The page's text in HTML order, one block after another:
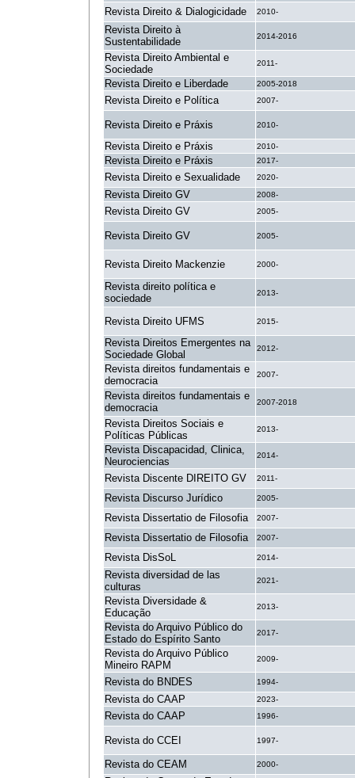
Revista Direito & Dialogicidade 2010-
Revista Direito à
Sustentabilidade
2014-2016
Revista Direito Ambiental e
Sociedade
2011-
Revista Direito e Liberdade 2005-2018
Revista Direito e Política 2007-
Revista Direito e Práxis 2010-
Revista Direito e Práxis 2010-
Revista Direito e Práxis 2017-
Revista Direito e Sexualidade 2020-
Revista Direito GV 2008-
Revista Direito GV 2005-
Revista Direito GV 2005-
Revista Direito Mackenzie 2000-
Revista direito política e
sociedade
2013-
Revista Direito UFMS 2015-
Revista Direitos Emergentes na
Sociedade Global
2012-
Revista direitos fundamentais e
democracia
2007-
Revista direitos fundamentais e
democracia
2007-2018
Revista Direitos Sociais e
Políticas Públicas
2013-
Revista Discapacidad, Clinica,
Neurociencias
2014-
Revista Discente DIREITO GV 2011-
Revista Discurso Jurídico 2005-
Revista Dissertatio de Filosofia 2007-
Revista Dissertatio de Filosofia 2007-
Revista DisSoL 2014-
Revista diversidad de las
culturas
2021-
Revista Diversidade &
Educação
2013-
Revista do Arquivo Público do
Estado do Espírito Santo
2017-
Revista do Arquivo Público
Mineiro RAPM
2009-
Revista do BNDES 1994-
Revista do CAAP 2023-
Revista do CAAP 1996-
Revista do CCEI 1997-
Revista do CEAM 2000-